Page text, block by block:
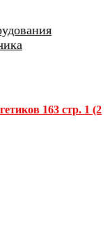
163 стр. 1 (2